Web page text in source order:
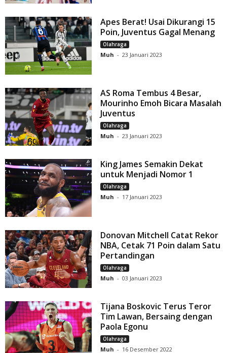
Apes Berat! Usai Dikurangi 15
Poin, Juventus Gagal Menang
Olahraga
Muh - 23 Januari 2023
AS Roma Tembus 4 Besar,
Mourinho Emoh Bicara Masalah
Juventus
Olahraga
Muh - 23 Januari 2023
King James Semakin Dekat
untuk Menjadi Nomor 1
Olahraga
Muh - 17 Januari 2023
Donovan Mitchell Catat Rekor
NBA, Cetak 71 Poin dalam Satu
Pertandingan
Olahraga
Muh - 03 Januari 2023
Tijana Boskovic Terus Teror
Tim Lawan, Bersaing dengan
Paola Egonu
Olahraga
Muh - 16 Desember 2022